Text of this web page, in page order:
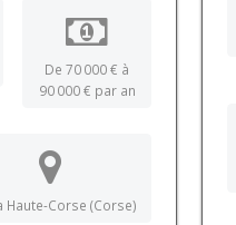
De 70 000 € à
90 000 € par an
Haute-Corse (Corse)